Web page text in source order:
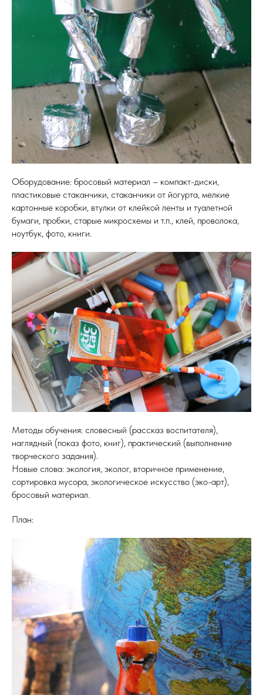
Оборудование: бросовый материал – компакт-диски,
пластиковые стаканчики, стаканчики от йогурта, мелкие
картонные коробки, втулки от клейкой ленты и туалетной
бумаги, пробки, старые микросхемы и т.п., клей, проволока,
ноутбук, фото, книги.
Методы обучения: словесный (рассказ воспитателя),
наглядный (показ фото, книг), практический (выполнение
творческого задания).
Новые слова: экология, эколог, вторичное применение,
сортировка мусора, экологическое искусство (эко-арт),
бросовый материал.
План: